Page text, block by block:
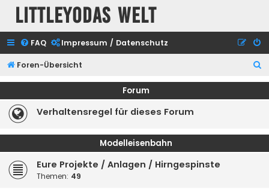
Littleyodas Welt
FAQ Impressum / Datenschutz
Foren-Übersicht
u
Forum
Verhaltensregel für dieses Forum
Modelleisenbahn
Eure Projekte / Anlagen / Hirngespinste
Themen: 49